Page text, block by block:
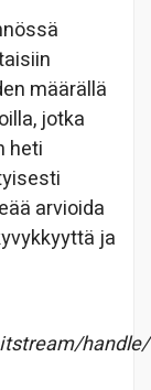
määrällä
jotka
heti
arvioida
ja